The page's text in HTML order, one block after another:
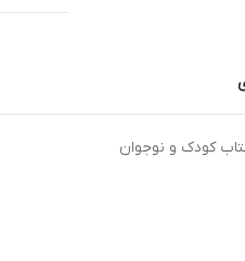
کودک و نوجوان